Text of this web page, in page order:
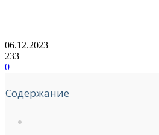
06.12.2023
233
0
Содержание